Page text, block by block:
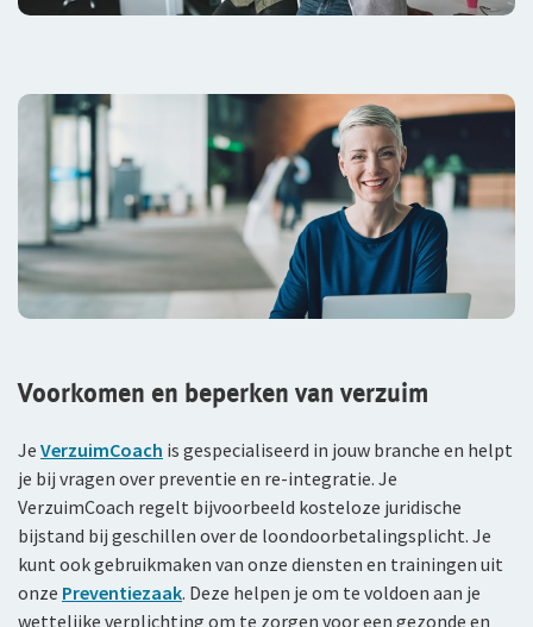
Voorkomen en beperken van verzuim
Je VerzuimCoach is gespecialiseerd in jouw branche en helpt
je bij vragen over preventie en re-integratie. Je
VerzuimCoach regelt bijvoorbeeld kosteloze juridische
bijstand bij geschillen over de loondoorbetalingsplicht. Je
kunt ook gebruikmaken van onze diensten en trainingen uit
onze Preventiezaak. Deze helpen je om te voldoen aan je
wettelijke verplichting om te zorgen voor een gezonde en